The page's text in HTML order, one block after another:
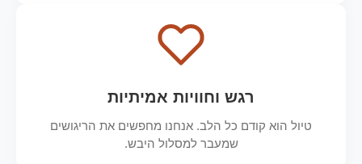
רגש וחוויות אמיתיות
טיול הוא קודם כל הלב. אנחנו מחפשים את הריגושים
שמעבר למסלול היבש.